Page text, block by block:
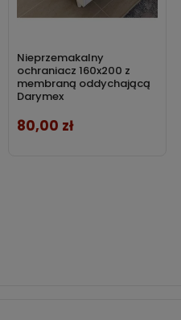
Nieprzemakalny
ochraniacz 160x200 z
membraną oddychającą
Darymex
Cena
80,00 zł